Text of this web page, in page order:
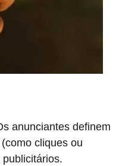
anunciantes definem
cliques ou